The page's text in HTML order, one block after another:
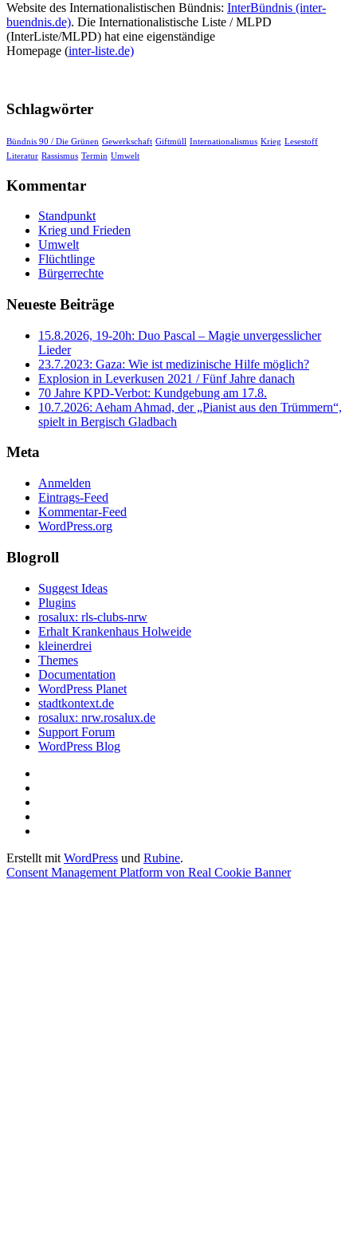
Website des Internationalistischen Bündnis: InterBündnis (inter-
buendnis.de). Die Internationalistische Liste / MLPD
(InterListe/MLPD) hat eine eigenständige
Homepage (inter-liste.de)
Schlagwörter
Bündnis 90 / Die Grünen Gewerkschaft Giftmüll Internationalismus Krieg Lesestoff
Literatur Rassismus Termin Umwelt
Kommentar
Standpunkt
Krieg und Frieden
Umwelt
Flüchtlinge
Bürgerrechte
Neueste Beiträge
15.8.2026, 19-20h: Duo Pascal – Magie unvergesslicher
Lieder
23.7.2023: Gaza: Wie ist medizinische Hilfe möglich?
Explosion in Leverkusen 2021 / Fünf Jahre danach
70 Jahre KPD‑Verbot: Kundgebung am 17.8.
10.7.2026: Aeham Ahmad, der „Pianist aus den Trümmern“,
spielt in Bergisch Gladbach
Meta
Anmelden
Eintrags-Feed
Kommentar-Feed
WordPress.org
Blogroll
Suggest Ideas
Plugins
rosalux: rls-clubs-nrw
Erhalt Krankenhaus Holweide
kleinerdrei
Themes
Documentation
WordPress Planet
stadtkontext.de
rosalux: nrw.rosalux.de
Support Forum
WordPress Blog
Einstellungen
Erstellt mit WordPress und Rubine.
Consent Management Platform von Real Cookie Banner